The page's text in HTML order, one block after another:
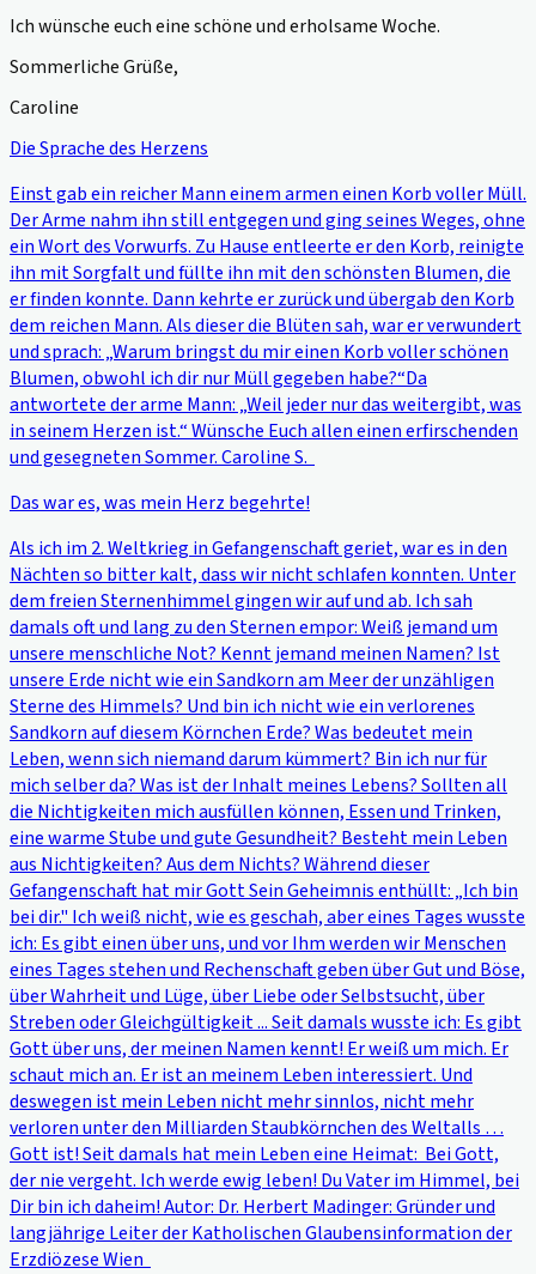
Ich wünsche euch eine schöne und erholsame Woche.
Sommerliche Grüße,
Caroline
Die Sprache des Herzens
Einst gab ein reicher Mann einem armen einen Korb voller Müll.
Der Arme nahm ihn still entgegen und ging seines Weges, ohne
ein Wort des Vorwurfs. Zu Hause entleerte er den Korb, reinigte
ihn mit Sorgfalt und füllte ihn mit den schönsten Blumen, die
er finden konnte. Dann kehrte er zurück und übergab den Korb
dem reichen Mann. Als dieser die Blüten sah, war er verwundert
und sprach: „Warum bringst du mir einen Korb voller schönen
Blumen, obwohl ich dir nur Müll gegeben habe?“Da
antwortete der arme Mann: „Weil jeder nur das weitergibt, was
in seinem Herzen ist.“ Wünsche Euch allen einen erfirschenden
und gesegneten Sommer. Caroline S.
Das war es, was mein Herz begehrte!
Als ich im 2. Weltkrieg in Gefangenschaft geriet, war es in den
Nächten so bitter kalt, dass wir nicht schlafen konnten. Unter
dem freien Sternenhimmel gingen wir auf und ab. Ich sah
damals oft und lang zu den Sternen empor: Weiß jemand um
unsere menschliche Not? Kennt jemand meinen Namen? Ist
unsere Erde nicht wie ein Sandkorn am Meer der unzähligen
Sterne des Himmels? Und bin ich nicht wie ein verlorenes
Sandkorn auf diesem Körnchen Erde? Was bedeutet mein
Leben, wenn sich niemand darum kümmert? Bin ich nur für
mich selber da? Was ist der Inhalt meines Lebens? Sollten all
die Nichtigkeiten mich ausfüllen können, Essen und Trinken,
eine warme Stube und gute Gesundheit? Besteht mein Leben
aus Nichtigkeiten? Aus dem Nichts? Während dieser
Gefangenschaft hat mir Gott Sein Geheimnis enthüllt: „Ich bin
bei dir." Ich weiß nicht, wie es geschah, aber eines Tages wusste
ich: Es gibt einen über uns, und vor Ihm werden wir Menschen
eines Tages stehen und Rechenschaft geben über Gut und Böse,
über Wahrheit und Lüge, über Liebe oder Selbstsucht, über
Streben oder Gleichgültigkeit ... Seit damals wusste ich: Es gibt
Gott über uns, der meinen Namen kennt! Er weiß um mich. Er
schaut mich an. Er ist an meinem Leben interessiert. Und
deswegen ist mein Leben nicht mehr sinnlos, nicht mehr
verloren unter den Milliarden Staubkörnchen des Weltalls …
Gott ist! Seit damals hat mein Leben eine Heimat: Bei Gott,
der nie vergeht. Ich werde ewig leben! Du Vater im Himmel, bei
Dir bin ich daheim! Autor: Dr. Herbert Madinger: Gründer und
langjährige Leiter der Katholischen Glaubensinformation der
Erzdiözese Wien